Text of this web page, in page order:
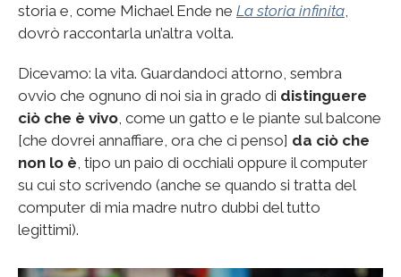
storia e, come Michael Ende ne La storia infinita
dovrò raccontarla un’altra volta.
Dicevamo: la vita. Guardandoci attorno, sembra
ovvio che ognuno di noi sia in grado di distinguere
ciò che è vivo , come un gatto e le piante sul balcone
[che dovrei annaffiare, ora che ci penso] da ciò che
non lo è , tipo un paio di occhiali oppure il computer
su cui sto scrivendo (anche se quando si tratta del
computer di mia madre nutro dubbi del tutto
legittimi).